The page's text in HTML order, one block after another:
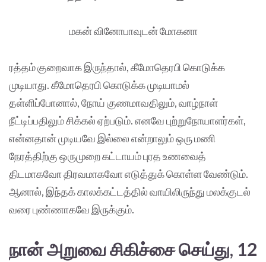
மகன் வினோபாவுடன் மோகனா
ரத்தம் குறைவாக இருந்தால், கீமோதெரபி கொடுக்க
முடியாது. கீமோதெரபி கொடுக்க முடியாமல்
தள்ளிப்போனால், நோய் குணமாவதிலும், வாழ்நாள்
நீட்டிப்பதிலும் சிக்கல் ஏற்படும். எனவே புற்றுநோயாளர்கள்,
என்னதான் முடியவே இல்லை என்றாலும் ஒரு மணி
நேரத்திற்கு ஒருமுறை கட்டாயம் புரத உணவைத்
திடமாகவோ திரவமாகவோ எடுத்துக் கொள்ள வேண்டும்.
ஆனால், இந்தக் காலக்கட்டத்தில் வாயிலிருந்து மலக்குடல்
வரை புண்ணாகவே இருக்கும்.
நான் அறுவை சிகிச்சை செய்து, 12